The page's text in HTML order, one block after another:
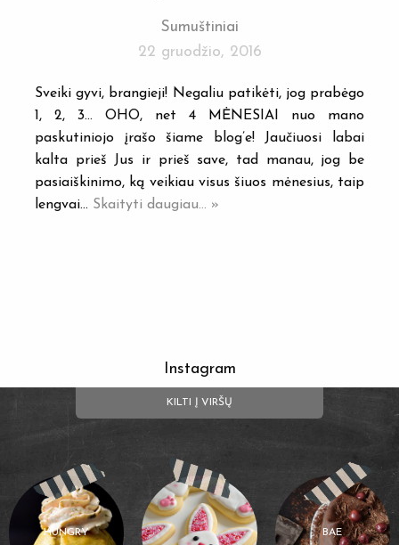
Sumuštiniai
22 gruodžio, 2016
Sveiki gyvi, brangieji! Negaliu patikėti, jog prabėgo
1, 2, 3… OHO, net 4 MĖNESIAI nuo mano
paskutiniojo įrašo šiame blog’e! Jaučiuosi labai
kalta prieš Jus ir prieš save, tad manau, jog be
pasiaiškinimo, ką veikiau visus šiuos mėnesius, taip
lengvai… Skaityti daugiau... »
Instagram
KILTI Į VIRŠŲ
HUNGRY BAE